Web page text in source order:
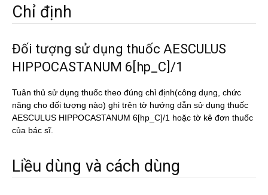
Chỉ định
Đối tượng sử dụng thuốc AESCULUS
HIPPOCASTANUM 6[hp_C]/1
Tuân thủ sử dụng thuốc theo đúng chỉ định(công dụng, chức
năng cho đối tượng nào) ghi trên tờ hướng dẫn sử dụng thuốc
AESCULUS HIPPOCASTANUM 6[hp_C]/1 hoặc tờ kê đơn thuốc
của bác sĩ.
Liều dùng và cách dùng